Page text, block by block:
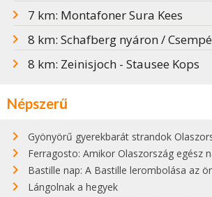
7 km: Montafoner Sura Kees
8 km: Schafberg nyáron /
8 km: Zeinisjoch - Stausee Kops
Népszerű
Gyönyörű gyerekbarát strandok Olaszországban -
Ferragosto: Amikor Olaszország egész
Bastille nap: A Bastille lerombolása az
Lángolnak a hegyek